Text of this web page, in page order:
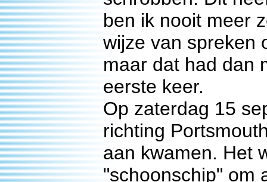
ben ik nooit meer
wijze van spreken
maar dat had dan
eerste keer.
Op zaterdag 15
richting
aan kwamen. Het
"schoonschip" om